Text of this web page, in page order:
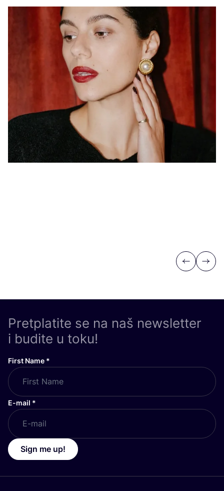
Previous
Next
Pretplatite se na naš newsletter
i budite u toku!
First Name *
E-mail *
Sign me up!